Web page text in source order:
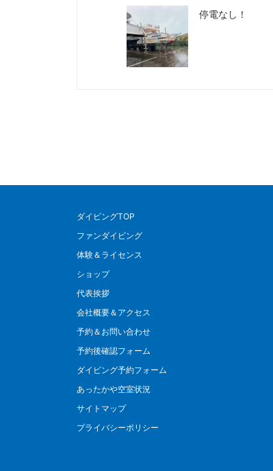
停電なし！
ダイビングTOP
ファンダイビング
体験＆ライセンス
ショップ
代表挨拶
会社概要＆アクセス
予約＆お問い合わせ
予約後確認フォーム
ダイビング予約フォーム
あったかや空室状況
サイトマップ
プライバシーポリシー